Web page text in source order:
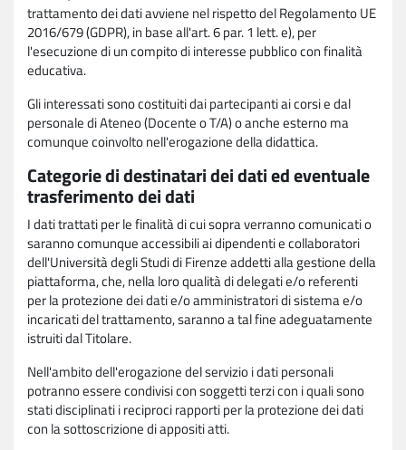
trattamento dei dati avviene nel rispetto del Regolamento UE
2016/679 (GDPR), in base all'art. 6 par. 1 lett. e), per
l'esecuzione di un compito di interesse pubblico con finalità
educativa.
Gli interessati sono costituiti dai partecipanti ai corsi e dal
personale di Ateneo (Docente o T/A) o anche esterno ma
comunque coinvolto nell'erogazione della didattica.
Categorie di destinatari dei dati ed eventuale
trasferimento dei dati
I dati trattati per le finalità di cui sopra verranno comunicati o
saranno comunque accessibili ai dipendenti e collaboratori
dell'Università degli Studi di Firenze addetti alla gestione della
piattaforma, che, nella loro qualità di delegati e/o referenti
per la protezione dei dati e/o amministratori di sistema e/o
incaricati del trattamento, saranno a tal fine adeguatamente
istruiti dal Titolare.
Nell'ambito dell'erogazione del servizio i dati personali
potranno essere condivisi con soggetti terzi con i quali sono
stati disciplinati i reciproci rapporti per la protezione dei dati
con la sottoscrizione di appositi atti.